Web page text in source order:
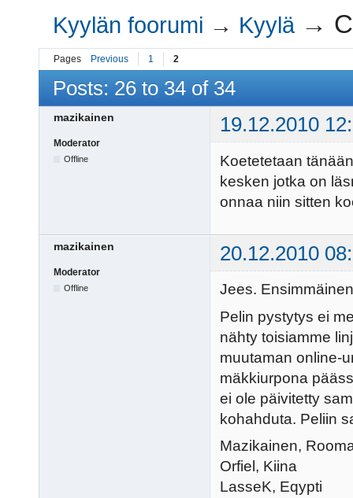
Kyylän foorumi → Kyylä →
Pages Previous 1 2
Posts: 26 to 34 of 34
mazikainen 19.12.2010
Moderator
Offline
Koetetetaan
kesken jotka on
onnaa niin sitten
mazikainen 20.12.2010
Moderator
Offline
Jees.
Pelin pystytys ei
nähty toisiamme
muutaman online-
mäkkiurpona
ei ole päivitetty
kohahduta. Peliin
Mazikainen,
Orfiel, Kiina
LasseK, Eqypti